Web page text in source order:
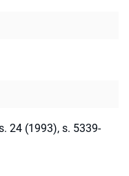
24 (1993), s. 5339-